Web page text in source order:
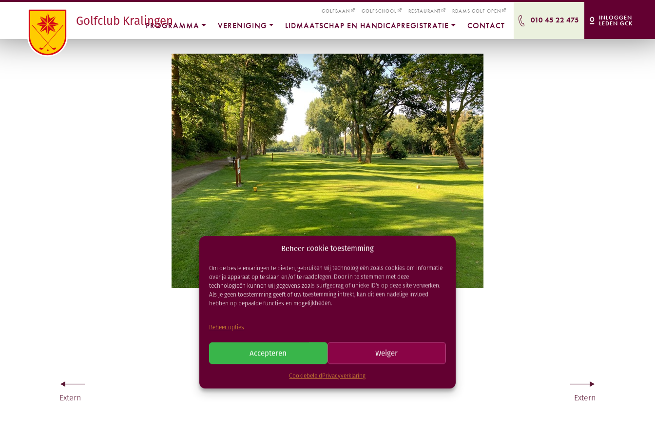
Beheer cookie toestemming
Om de beste ervaringen te bieden, gebruiken wij technologieën zoals cookies om informatie
over je apparaat op te slaan en/of te raadplegen. Door in te stemmen met deze
technologieën kunnen wij gegevens zoals surfgedrag of unieke ID's op deze site verwerken.
Als je geen toestemming geeft of uw toestemming intrekt, kan dit een nadelige invloed
hebben op bepaalde functies en mogelijkheden.
Beheer opties
Accepteren Weiger
CookiebeleidPrivacyverklaring
Golfclub Kralingen 010 45 22 475 INLOGGEN
LEDEN GCK
CONTACT
LIDMAATSCHAP EN HANDICAPREGISTRATIE
VERENIGING
PROGRAMMA
RDAMS GOLF OPEN
RESTAURANT
GOLFSCHOOL
GOLFBAAN
Extern
Extern Extern